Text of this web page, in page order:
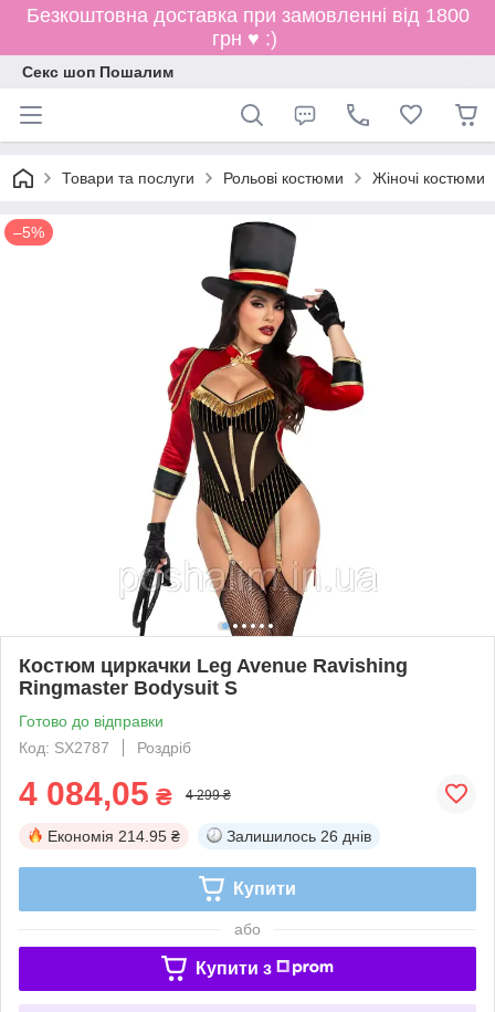
Безкоштовна доставка при замовленні від 1800
грн ♥ :)
Секс шоп Пошалим
Товари та послуги Рольові костюми Жіночі костюми
–5%
Костюм циркачки Leg Avenue Ravishing
Ringmaster Bodysuit S
Готово до відправки
Код: SX2787
Роздріб
4 084,05 ₴ 4 299 ₴
Економія 214.95 ₴ Залишилось 26 днів
Купити
або
Купити з